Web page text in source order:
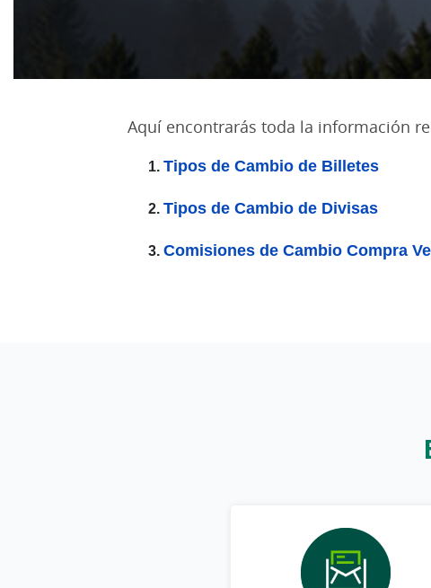
Aquí encontrarás toda la información
Tipos de Cambio de Billetes
Tipos de Cambio de Divisas
Comisiones de Cambio Compra